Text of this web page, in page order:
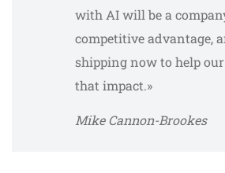
with AI will be a
competitive advantage,
shipping now to help
that impact.»
Mike Cannon-Brookes